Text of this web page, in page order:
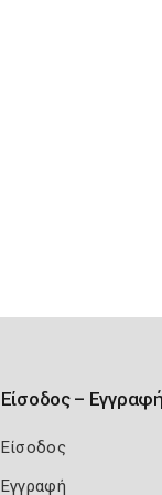
Είσοδος –
Είσοδος
Εγγραφή